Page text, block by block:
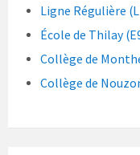
Ligne Régulière
École de Thilay
Collège de
Collège de